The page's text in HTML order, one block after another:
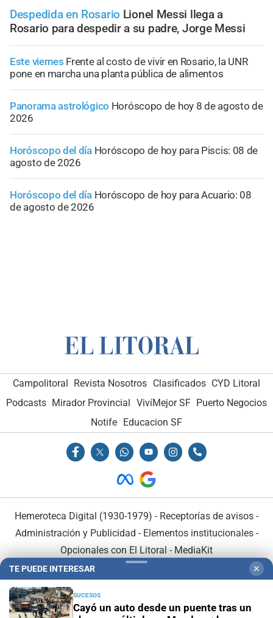
Despedida en Rosario Lionel Messi llega a
Rosario para despedir a su padre, Jorge Messi
Este viernes Frente al costo de vivir en Rosario, la UNR
pone en marcha una planta pública de alimentos
Panorama astrológico Horóscopo de hoy 8 de agosto de
2026
Horóscopo del día Horóscopo de hoy para Piscis: 08 de
agosto de 2026
Horóscopo del día Horóscopo de hoy para Acuario: 08
de agosto de 2026
Campolitoral Revista Nosotros Clasificados CYD Litoral
Podcasts Mirador Provincial VivíMejor SF Puerto Negocios
Notife
Educacion SF
Hemeroteca Digital (1930-1979) - Receptorías de avisos -
Administración y Publicidad - Elementos institucionales-
Opcionales con El Litoral - MediaKit
TE PUEDE INTERESAR ✕
SUCESOS
Cayó un auto desde un puente tras un